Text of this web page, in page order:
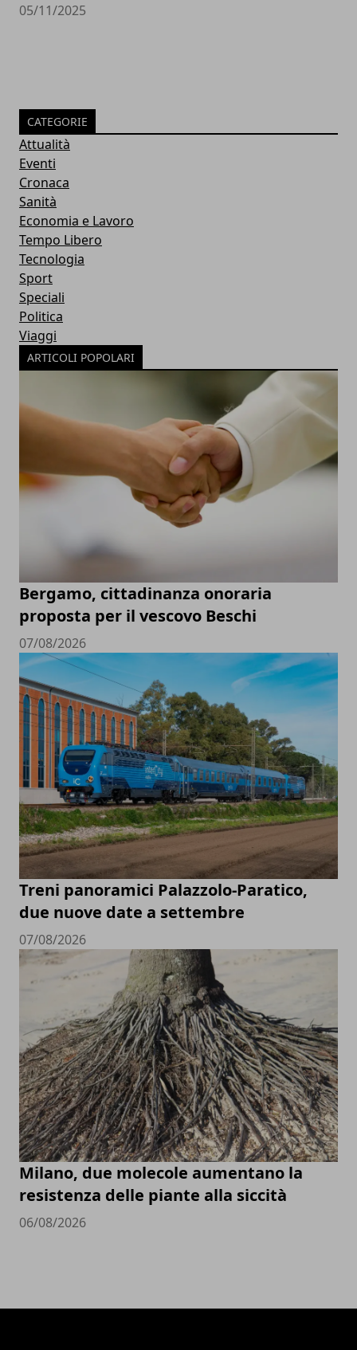
05/11/2025
CATEGORIE
Attualità
Eventi
Cronaca
Sanità
Economia e Lavoro
Tempo Libero
Tecnologia
Sport
Speciali
Politica
Viaggi
ARTICOLI POPOLARI
Bergamo, cittadinanza onoraria
proposta per il vescovo Beschi
07/08/2026
Treni panoramici Palazzolo-Paratico,
due nuove date a settembre
07/08/2026
Milano, due molecole aumentano la
resistenza delle piante alla siccità
06/08/2026